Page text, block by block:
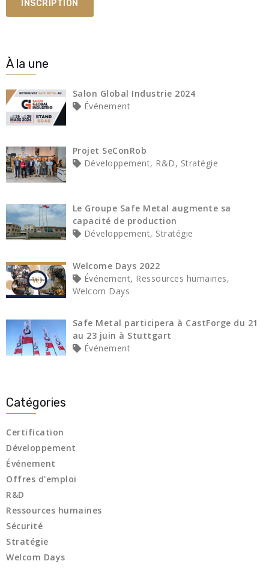
À la une
Salon Global Industrie 2024
Événement
Projet SeConRob
Développement, R&D, Stratégie
Le Groupe Safe Metal augmente sa
capacité de production
Développement, Stratégie
Welcome Days 2022
Événement, Ressources humaines,
Welcom Days
Safe Metal participera à CastForge du 21
au 23 juin à Stuttgart
Événement
Catégories
Certification
Développement
Événement
Offres d'emploi
R&D
Ressources humaines
Sécurité
Stratégie
Welcom Days